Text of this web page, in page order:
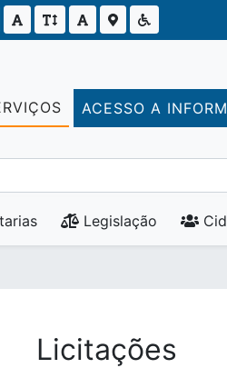
ACESSO A
Legislação
Licitações